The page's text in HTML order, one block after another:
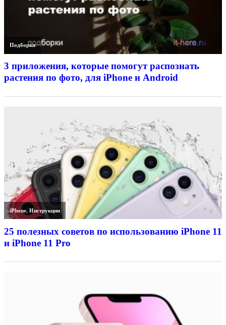
Подборки
3 приложения, которые помогут распознать
растения по фото, для iPhone и Android
iPhone,Инструкции
25 полезных советов по использованию iPhone 11
и iPhone 11 Pro